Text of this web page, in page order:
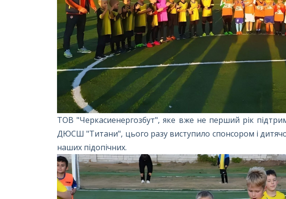
ТОВ "Черкасиенергозбут", яке вже не перший рік
ДЮСШ "Титани", цього разу виступило спонсором і
наших підопічних.